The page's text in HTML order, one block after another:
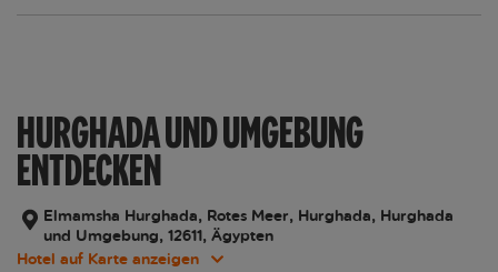
HURGHADA UND UMGEBUNG
ENTDECKEN
Elmamsha Hurghada, Rotes Meer, Hurghada, Hurghada
und Umgebung, 12611, Ägypten
Hotel auf Karte anzeigen